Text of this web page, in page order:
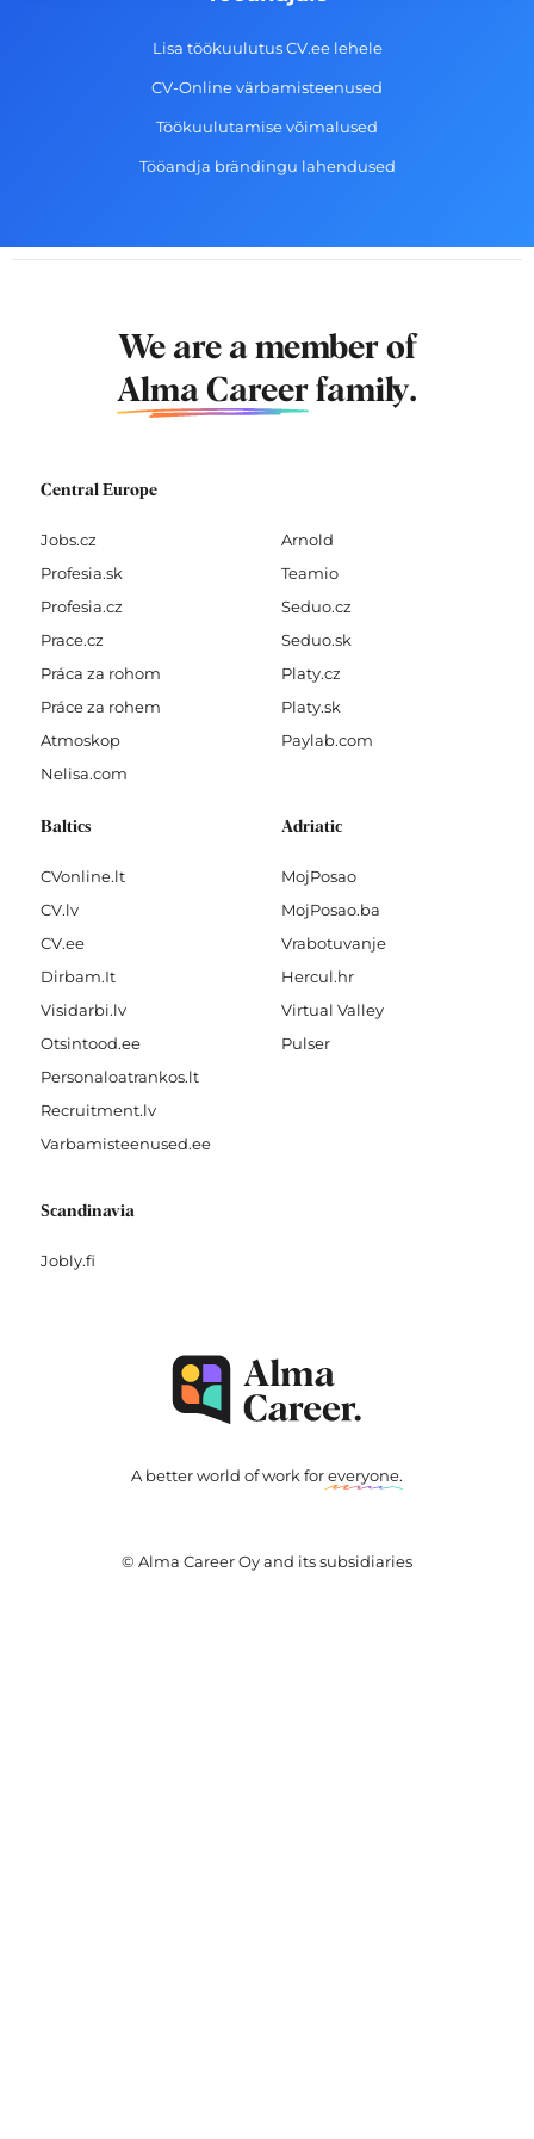
Lisa töökuulutus CV.ee lehele
CV-Online värbamisteenused
Töökuulutamise võimalused
Tööandja brändingu lahendused
We are a member of
Alma Career family.
Central Europe
Jobs.cz
Profesia.sk
Profesia.cz
Prace.cz
Práca za rohom
Práce za rohem
Atmoskop
Nelisa.com
Arnold
Teamio
Seduo.cz
Seduo.sk
Platy.cz
Platy.sk
Paylab.com
Baltics
CVonline.lt
CV.lv
CV.ee
Dirbam.It
Visidarbi.lv
Otsintood.ee
Personaloatrankos.lt
Recruitment.lv
Varbamisteenused.ee
Adriatic
MojPosao
MojPosao.ba
Vrabotuvanje
Hercul.hr
Virtual Valley
Pulser
Scandinavia
Jobly.fi
A better world of work foreveryone.
© Alma Career Oy and its subsidiaries